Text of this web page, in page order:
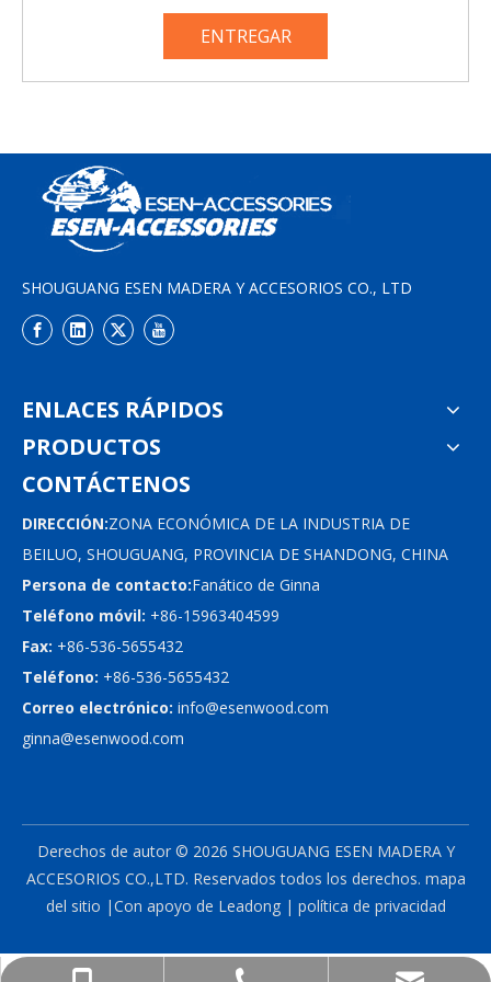
ENTREGAR
SHOUGUANG ESEN MADERA Y ACCESORIOS CO., LTD
ENLACES RÁPIDOS
PRODUCTOS
CONTÁCTENOS
DIRECCIÓN:ZONA ECONÓMICA DE LA INDUSTRIA DE
BEILUO, SHOUGUANG, PROVINCIA DE SHANDONG, CHINA
Persona de contacto:Fanático de Ginna
Teléfono móvil: +86-15963404599
Fax: +86-536-5655432
Teléfono: +86-536-5655432
Correo electrónico: info@esenwood.com
ginna@esenwood.com
Derechos de autor © 2026 SHOUGUANG ESEN MADERA Y
ACCESORIOS CO.,LTD. Reservados todos los derechos. mapa
del sitio |Con apoyo de Leadong| política de privacidad